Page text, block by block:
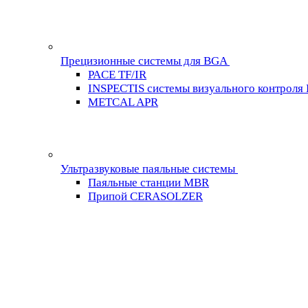
Прецизионные системы для BGA
PACE TF/IR
INSPECTIS системы визуального контроля
METCAL APR
Ультразвуковые паяльные системы
Паяльные станции MBR
Припой CERASOLZER